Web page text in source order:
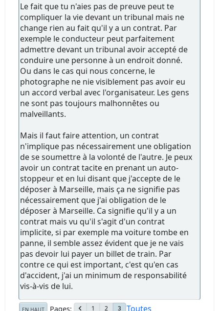
Le fait que tu n'aies pas de preuve peut te
compliquer la vie devant un tribunal mais ne
change rien au fait qu'il y a un contrat. Par
exemple le conducteur peut parfaitement
admettre devant un tribunal avoir accepté de
conduire une personne à un endroit donné.
Ou dans le cas qui nous concerne, le
photographe ne nie visiblement pas avoir eu
un accord verbal avec l'organisateur. Les gens
ne sont pas toujours malhonnêtes ou
malveillants.
Mais il faut faire attention, un contrat
n'implique pas nécessairement une obligation
de se soumettre à la volonté de l'autre. Je peux
avoir un contrat tacite en prenant un auto-
stoppeur et en lui disant que j'accepte de le
déposer à Marseille, mais ça ne signifie pas
nécessairement que j'ai obligation de le
déposer à Marseille. Ca signifie qu'il y a un
contrat mais vu qu'il s'agit d'un contrat
implicite, si par exemple ma voiture tombe en
panne, il semble assez évident que je ne vais
pas devoir lui payer un billet de train. Par
contre ce qui est important, c'est qu'en cas
d'accident, j'ai un minimum de responsabilité
vis-à-vis de lui.
EN HAUT Pages 1 2 3 Toutes